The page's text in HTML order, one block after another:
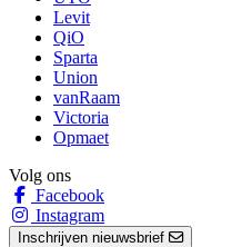
Levit
QiO
Sparta
Union
vanRaam
Victoria
Opmaet
Volg ons
Facebook
Instagram
Inschrijven nieuwsbrief